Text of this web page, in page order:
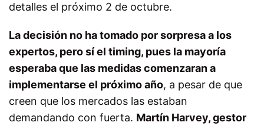
detalles el próximo 2 de octubre.
La decisión no ha tomado por sorpresa a los
expertos, pero sí el timing, pues la mayoría
esperaba que las medidas comenzaran a
implementarse el próximo año, a pesar de que
creen que los mercados las estaban
demandando con fuerta. Martín Harvey, gestor